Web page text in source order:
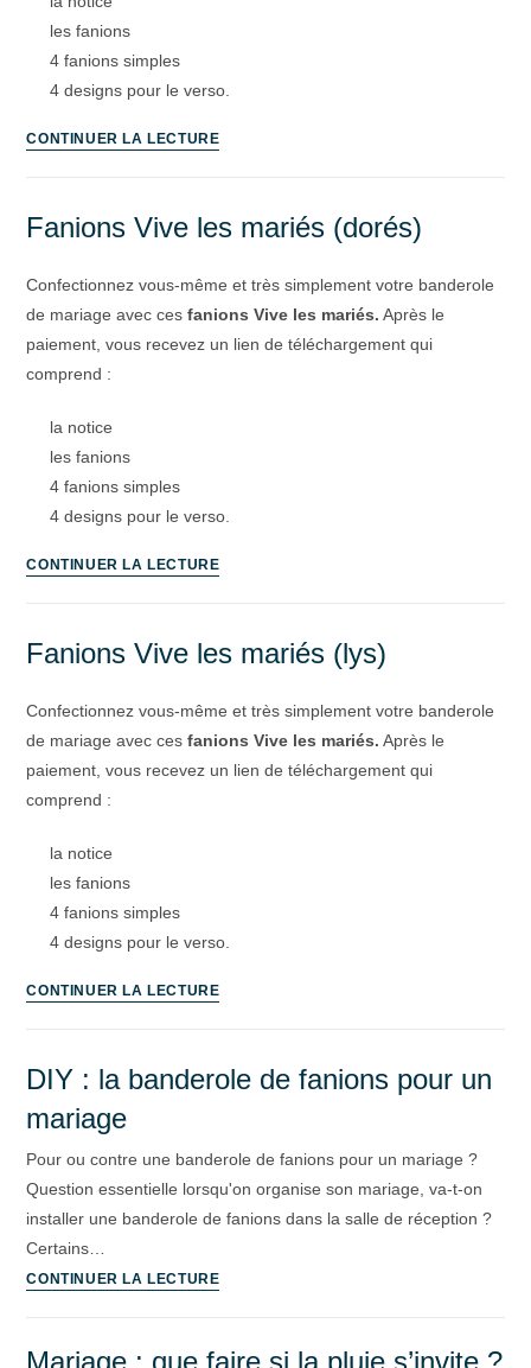
les fanions
4 fanions simples
4 designs pour le verso.
CONTINUER LA LECTURE
Fanions Vive les mariés (dorés)
Confectionnez vous-même et très simplement votre banderole
de mariage avec cesfanions Vive les mariés. Après le
paiement, vous recevez un lien de téléchargement qui
comprend :
la notice
les fanions
4 fanions simples
4 designs pour le verso.
CONTINUER LA LECTURE
Fanions Vive les mariés (lys)
Confectionnez vous-même et très simplement votre banderole
de mariage avec cesfanions Vive les mariés. Après le
paiement, vous recevez un lien de téléchargement qui
comprend :
la notice
les fanions
4 fanions simples
4 designs pour le verso.
CONTINUER LA LECTURE
DIY : la banderole de fanions pour un
mariage
Pour ou contre une banderole de fanions pour un mariage ?
Question essentielle lorsqu'on organise son mariage, va-t-on
installer une banderole de fanions dans la salle de réception ?
Certains…
CONTINUER LA LECTURE
Mariage : que faire si la pluie s’invite ?